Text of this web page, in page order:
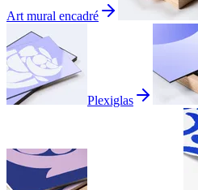
Art mural encadré
Plexiglas